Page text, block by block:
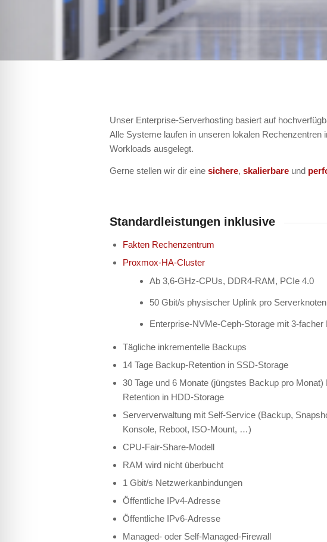
Unser Enterprise-Serverhosting basiert auf
Alle Systeme laufen in unseren lokalen
Workloads ausgelegt.
Gerne stellen wir dir einesichere,skalierbare und
Standardleistungen inklusive
Fakten Rechenzentrum
Proxmox-HA-Cluster
Ab 3,6-GHz-CPUs, DDR4-RAM, PCIe 4.0
50 Gbit/s physischer Uplink pro Serverknoten
Enterprise-NVMe-Ceph-Storage mit 3-facher
Tägliche inkrementelle Backups
14 Tage Backup-Retention in SSD-Storage
30 Tage und 6 Monate (jüngstes Backup pro Monat)
Retention in HDD-Storage
Serververwaltung mit Self-Service (Backup,
Konsole, Reboot, ISO-Mount, …)
CPU-Fair-Share-Modell
RAM wird nicht überbucht
1 Gbit/s Netzwerkanbindungen
Öffentliche IPv4-Adresse
Öffentliche IPv6-Adresse
Managed- oder Self-Managed-Firewall